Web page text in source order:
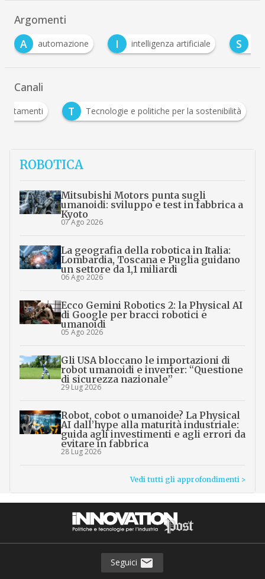
Argomenti
I intelligenza artificiale S sostenibilità
Canali
A
Appuntamenti T Tecnologie e politiche per la
ROBOTICA
Mitsubishi Motors punta sugli
umanoidi: sviluppo e test in fabbrica a
Kyoto
07 Ago 2026
La geografia della robotica in Italia:
Lombardia, Toscana e Puglia guidano
un settore da 1,1 miliardi
06 Ago 2026
Ecco Gemini Robotics 2: la Physical AI
di Google per bracci robotici e
umanoidi
05 Ago 2026
Gli USA bloccano le importazioni di
robot umanoidi e inverter: “Questione
di sicurezza nazionale”
29 Lug 2026
Robot, cobot o umanoide? La Physical
AI dall’hype alla maturità industriale:
guida agli investimenti e agli errori da
evitare in fabbrica
28 Lug 2026
Vedi tutti gli approfondimenti >
Seguici